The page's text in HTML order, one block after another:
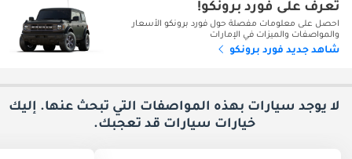
تعرف على فورد برونكو!
احصل على معلومات مفصلة حول فورد برونكو الأسعار
والمواصفات والميزات في الإمارات
شاهد جديد فورد برونكو
لا يوجد سيارات بهذه المواصفات التي تبحث عنها. إليك
خيارات سيارات قد تعجبك.